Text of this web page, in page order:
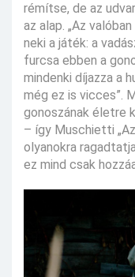
rémítse, de az
az alap. „Az
neki a játék: a
furcsa ebben a
mindenki díjazza a
még ez is vicces”.
gonoszának életre
– így Muschietti
olyanokra
ez mind csak